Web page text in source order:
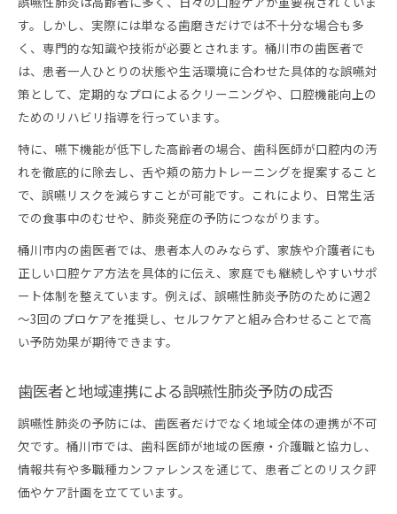
す。しかし、実際には単なる歯磨きだけでは不十分な場合も多
く、専門的な知識や技術が必要とされます。桶川市の歯医者で
は、患者一人ひとりの状態や生活環境に合わせた具体的な誤嚥対
策として、定期的なプロによるクリーニングや、口腔機能向上の
ためのリハビリ指導を行っています。
特に、嚥下機能が低下した高齢者の場合、歯科医師が口腔内の汚
れを徹底的に除去し、舌や頬の筋力トレーニングを提案すること
で、誤嚥リスクを減らすことが可能です。これにより、日常生活
での食事中のむせや、肺炎発症の予防につながります。
桶川市内の歯医者では、患者本人のみならず、家族や介護者にも
正しい口腔ケア方法を具体的に伝え、家庭でも継続しやすいサポ
ート体制を整えています。例えば、誤嚥性肺炎予防のために週2
～3回のプロケアを推奨し、セルフケアと組み合わせることで高
い予防効果が期待できます。
歯医者と地域連携による誤嚥性肺炎予防の成否
誤嚥性肺炎の予防には、歯医者だけでなく地域全体の連携が不可
欠です。桶川市では、歯科医師が地域の医療・介護職と協力し、
情報共有や多職種カンファレンスを通じて、患者ごとのリスク評
価やケア計画を立てています。